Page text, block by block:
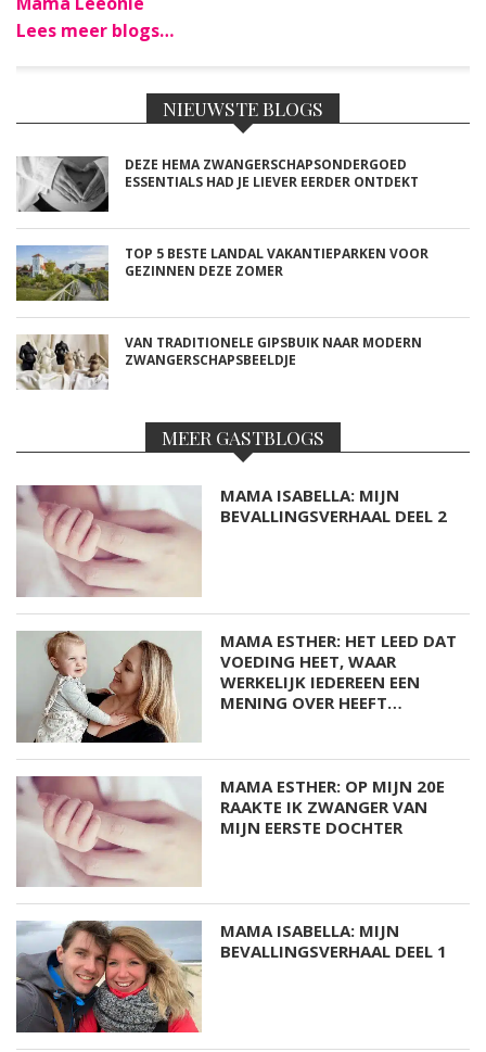
Lees meer blogs…
NIEUWSTE BLOGS
DEZE HEMA ZWANGERSCHAPSONDERGOED
ESSENTIALS HAD JE LIEVER EERDER ONTDEKT
TOP 5 BESTE LANDAL VAKANTIEPARKEN VOOR
GEZINNEN DEZE ZOMER
VAN TRADITIONELE GIPSBUIK NAAR MODERN
ZWANGERSCHAPSBEELDJE
MEER GASTBLOGS
MAMA ISABELLA: MIJN
BEVALLINGSVERHAAL DEEL 2
MAMA ESTHER: HET LEED DAT
VOEDING HEET, WAAR
WERKELIJK IEDEREEN EEN
MENING OVER HEEFT…
MAMA ESTHER: OP MIJN 20E
RAAKTE IK ZWANGER VAN
MIJN EERSTE DOCHTER
MAMA ISABELLA: MIJN
BEVALLINGSVERHAAL DEEL 1